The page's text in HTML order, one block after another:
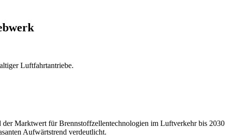
Luftfahrtantriebe.
Marktwert für Brennstoffzellentechnologien im Luftverkehr bis 2030
Aufwärtstrend verdeutlicht.